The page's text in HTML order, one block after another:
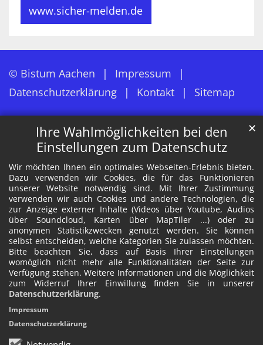
Ihre Wahlmöglichkeiten bei den
Einstellungen zum Datenschutz
Wir möchten Ihnen ein optimales Webseiten-Erlebnis bieten.
Dazu verwenden wir Cookies, die für das Funktionieren
unserer Website notwendig sind. Mit Ihrer Zustimmung
verwenden wir auch Cookies und andere Technologien, die
zur Anzeige externer Inhalte (Videos über Youtube, Audios
über Soundcloud, Karten über MapTiler ...) oder zu
anonymen Statistikzwecken genutzt werden. Sie können
selbst entscheiden, welche Kategorien Sie zulassen möchten.
Bitte beachten Sie, dass auf Basis Ihrer Einstellungen
womöglich nicht mehr alle Funktionalitäten der Seite zur
Verfügung stehen. Weitere Informationen und die Möglichkeit
zum Widerruf Ihrer Einwillung finden Sie in unserer
Datenschutzerklärung.
✕
Impressum
Datenschutzerklärung
www.sicher-melden.de
© Bistum Aachen
Impressum
Datenschutzerklärung
Kontakt Sitemap